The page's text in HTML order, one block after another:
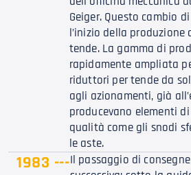
Geiger. Questo cambio
l’inizio della
tende. La gamma di
rapidamente ampliata
riduttori per tende da
agli azionamenti, già
producevano elementi
qualità come gli snodi
le aste.
1983 ---Il passaggio di